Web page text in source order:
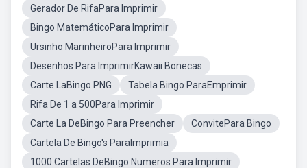
Gerador De RifaPara Imprimir
Bingo MatemáticoPara Imprimir
Ursinho MarinheiroPara Imprimir
Desenhos Para ImprimirKawaii Bonecas
Carte LaBingo PNG
Tabela Bingo ParaEmprimir
Rifa De 1 a 500Para Imprimir
Carte La DeBingo Para Preencher
ConvitePara Bingo
Cartela De Bingo's ParaImprimia
1000 Cartelas DeBingo Numeros Para Imprimir